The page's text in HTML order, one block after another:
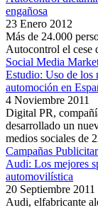
engañosa
23 Enero 2012
Más de 24.000
Autocontrol el cese
Social Media
Estudio: Uso de los
automoción en
4 Noviembre 2011
Digital PR,
desarrollado un
medios sociales de
Campañas
Audi: Los mejores
automovilística
20 Septiembre 2011
Audi, elfabricante